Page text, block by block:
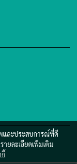
และประสบการณ์ที่ดี
ายละเอียดเพิ่มเติม